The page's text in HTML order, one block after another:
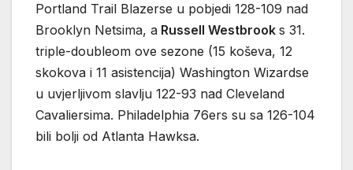
Portland Trail Blazerse u pobjedi 128-109 nad
Brooklyn Netsima, a Russell Westbrook s 31.
triple-doubleom ove sezone (15 koševa, 12
skokova i 11 asistencija) Washington Wizardse
u uvjerljivom slavlju 122-93 nad Cleveland
Cavaliersima. Philadelphia 76ers su sa 126-104
bili bolji od Atlanta Hawksa.